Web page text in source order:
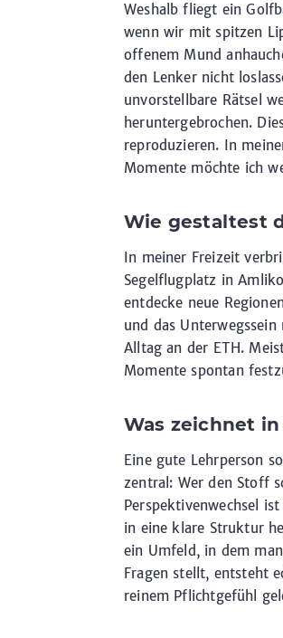
Weshalb fliegt ein
wenn wir mit spitzen
offenem Mund
den Lenker nicht
unvorstellbare Rätsel
heruntergebrochen.
reproduzieren. In
Momente möchte ich
Wie gestaltest
In meiner Freizeit
Segelflugplatz in
entdecke neue
und das
Alltag an der ETH.
Momente spontan
Was zeichnet
Eine gute Lehrperson
zentral: Wer den Stoff
Perspektivenwechsel
in eine klare Struktur
ein Umfeld, in dem
Fragen stellt, entsteht
reinem Pflichtgefühl